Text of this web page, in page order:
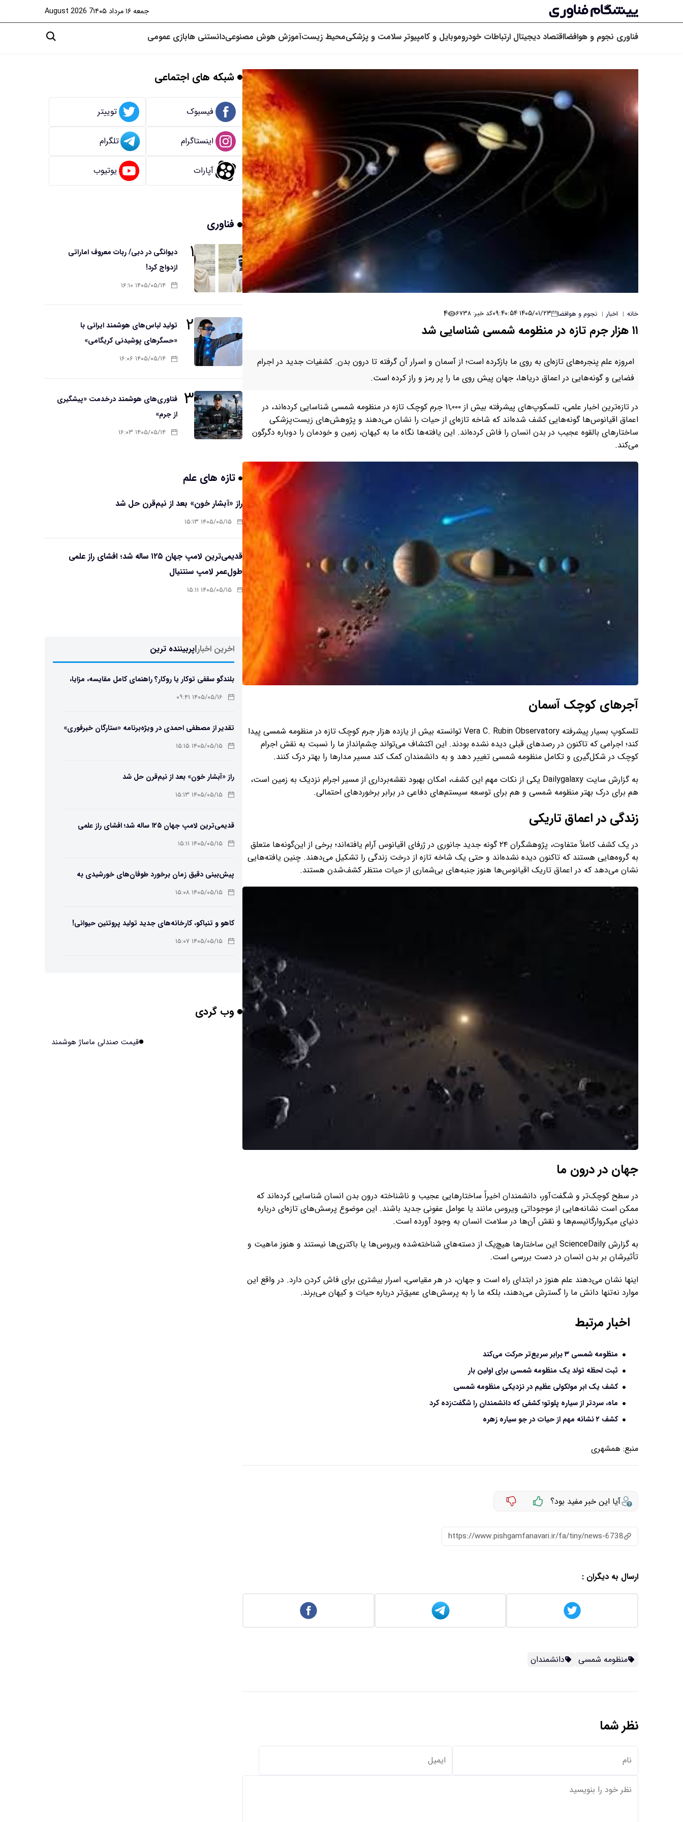
جمعه ۱۶ مرداد ۱۴۰۵ 7 August 2026
فناوری نجوم و هوافضااقتصاد دیجیتال ارتباطات خودروموبایل و کامپیوتر سلامت و پزشکیمحیط زیستآموزش هوش مصنوعیدانستنی هابازی عمومی
خانه | اخبار | نجوم و هوافضا ۱۴۰۵/۰۱/۲۳ ۰۹:۴۰:۵۴ کد خبر: ۶۷۳۸ ۴
۱۱ هزار جرم تازه در منظومه شمسی شناسایی شد
امروزه علم پنجره‌های تازه‌ای به روی ما بازکرده است؛ از آسمان و اسرار آن گرفته تا درون بدن. کشفیات جدید در اجرام
فضایی و گونه‌هایی در اعماق دریاها، جهان پیش روی ما را پر رمز و راز کرده است.
در تازه‌ترین اخبار علمی، تلسکوپ‌های پیشرفته بیش از ۱۱,۰۰۰ جرم کوچک تازه در منظومه شمسی شناسایی کرده‌اند، در
اعماق اقیانوس‌ها گونه‌هایی کشف شده‌اند که شاخه تازه‌ای از حیات را نشان می‌دهند و پژوهش‌های زیست‌پزشکی
ساختارهای بالقوه عجیب در بدن انسان را فاش کرده‌اند. این یافته‌ها نگاه ما به کیهان، زمین و خودمان را دوباره دگرگون
می‌کند.
آجرهای کوچک آسمان
تلسکوپ بسیار پیشرفته Vera C. Rubin Observatory توانسته بیش از یازده هزار جرم کوچک تازه در منظومه شمسی پیدا
کند؛ اجرامی که تاکنون در رصدهای قبلی دیده نشده بودند. این اکتشاف می‌تواند چشم‌انداز ما را نسبت به نقش اجرام
کوچک در شکل‌گیری و تکامل منظومه شمسی تغییر دهد و به دانشمندان کمک کند مسیر مدارها را بهتر درک کنند.
به گزارش سایت Dailygalaxy یکی از نکات مهم این کشف، امکان بهبود نقشه‌برداری از مسیر اجرام نزدیک به زمین است،
هم برای درک بهتر منظومه شمسی و هم برای توسعه سیستم‌های دفاعی در برابر برخوردهای احتمالی.
زندگی در اعماق تاریکی
در یک کشف کاملاً متفاوت، پژوهشگران ۲۴ گونه جدید جانوری در ژرفای اقیانوس آرام یافته‌اند؛ برخی از این‌گونه‌ها متعلق
به گروه‌هایی هستند که تاکنون دیده نشده‌اند و حتی یک شاخه تازه از درخت زندگی را تشکیل می‌دهند. چنین یافته‌هایی
نشان می‌دهد که در اعماق تاریک اقیانوس‌ها هنوز جنبه‌های بی‌شماری از حیات منتظر کشف‌شدن هستند.
جهان در درون ما
در سطح کوچک‌تر و شگفت‌آور، دانشمندان اخیراً ساختارهایی عجیب و ناشناخته درون بدن انسان شناسایی کرده‌اند که
ممکن است نشانه‌هایی از موجوداتی ویروس مانند یا عوامل عفونی جدید باشند. این موضوع پرسش‌های تازه‌ای درباره
دنیای میکروارگانیسم‌ها و نقش آن‌ها در سلامت انسان به وجود آورده است.
به گزارش ScienceDaily این ساختارها هیچ‌یک از دسته‌های شناخته‌شده ویروس‌ها یا باکتری‌ها نیستند و هنوز ماهیت و
تأثیرشان بر بدن انسان در دست بررسی است.
اینها نشان می‌دهند علم هنوز در ابتدای راه است و جهان، در هر مقیاسی، اسرار بیشتری برای فاش کردن دارد. در واقع این
موارد نه‌تنها دانش ما را گسترش می‌دهند، بلکه ما را به پرسش‌های عمیق‌تر درباره حیات و کیهان می‌برند.
اخبار مرتبط
منظومه شمسی ۳ برابر سریع‌تر حرکت می‌کند
ثبت لحظه تولد یک منظومه شمسی برای اولین بار
کشف یک ابر مولکولی عظیم در نزدیکی منظومه شمسی
ماه، سردتر از سیاره پلوتو؛ کشفی که دانشمندان را شگفت‌زده کرد
کشف ۲ نشانه مهم از حیات در جو سیاره زهره
منبع: همشهری
آیا این خبر مفید بود؟
https://www.pishgamfanavari.ir/fa/tiny/news-6738
ارسال به دیگران :
منظومه شمسی دانشمندان
نظر شما
شبکه های اجتماعی
فیسبوک توییتر
اینستاگرام تلگرام
آپارات یوتیوب
فناوری
۱
دیوانگی در دبی/ ربات معروف اماراتی
ازدواج کرد!
۱۴۰۵/۰۵/۱۴ ۱۶:۱۰
۲
تولید لباس‌های هوشمند ایرانی با
«حسگرهای پوشیدنی کریگامی»
۱۴۰۵/۰۵/۱۴ ۱۶:۰۶
۳ فناوری‌های هوشمند درخدمت «پیشگیری
از جرم»
۱۴۰۵/۰۵/۱۴ ۱۶:۰۳
تازه های علم
راز «آبشار خون» بعد از نیم‌قرن حل شد
۱۴۰۵/۰۵/۱۵ ۱۵:۱۳
قدیمی‌ترین لامپ جهان ۱۲۵ ساله شد؛ افشای راز علمی
طول‌عمر لامپ سنتنیال
۱۴۰۵/۰۵/۱۵ ۱۵:۱۱
اخرین اخبار|پربیننده ترین
بلندگو سقفی توکار یا روکار؟ راهنمای کامل مقایسه، مزایا،
معایب و انتخاب بهترین مدل
۱۴۰۵/۰۵/۱۶ ۰۹:۴۱
تقدیر از مصطفی احمدی در ویژه‌برنامه «ستارگان خبرفوری»
۱۴۰۵/۰۵/۱۵ ۱۵:۱۵
راز «آبشار خون» بعد از نیم‌قرن حل شد
۱۴۰۵/۰۵/۱۵ ۱۵:۱۳
قدیمی‌ترین لامپ جهان ۱۲۵ ساله شد؛ افشای راز علمی
طول‌عمر لامپ سنتنیال
۱۴۰۵/۰۵/۱۵ ۱۵:۱۱
پیش‌بینی دقیق زمان برخورد طوفان‌های خورشیدی به
زمین ممکن شد
۱۴۰۵/۰۵/۱۵ ۱۵:۰۸
کاهو و تنباکو، کارخانه‌های جدید تولید پروتئین حیوانی!
۱۴۰۵/۰۵/۱۵ ۱۵:۰۷
چرا افراد مضطرب دنیا را متفاوت می بینند؟
وب گردی
قیمت صندلی ماساژ هوشمند